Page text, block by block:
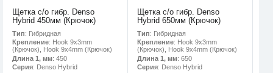
Щетка с/о гибр. Denso
Hybrid 450мм (Крючок)
Тип: Гибридная
Крепление: Hook 9x3mm
(Крючок), Hook 9x4mm (Крючок)
Длина 1, мм: 450
Серия: Denso Hybrid
Щетка с/о гибр. Denso
Hybrid 650мм (Крючок)
Тип: Гибридная
Крепление: Hook 9x3mm
(Крючок), Hook 9x4mm (Крючок)
Длина 1, мм: 650
Серия: Denso Hybrid